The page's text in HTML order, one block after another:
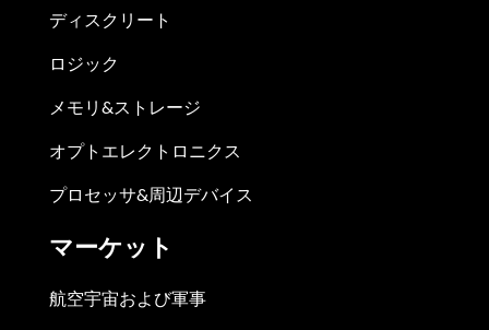
ディスクリート
ロジック
メモリ&ストレージ
オプトエレクトロニクス
プロセッサ&周辺デバイス
マーケット
航空宇宙および軍事